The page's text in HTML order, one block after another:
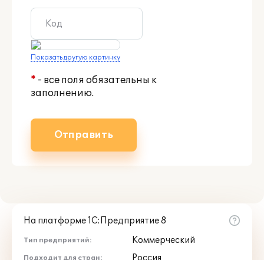
Показать другую картинку
* - все поля обязательны к
заполнению.
Отправить
На платформе 1С:Предприятие 8
Тип предприятий: Коммерческий
Подходит для стран: Россия